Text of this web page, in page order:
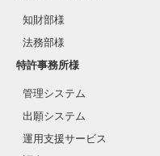
知財部様
法務部様
特許事務所様
管理システム
出願システム
運用支援サービス